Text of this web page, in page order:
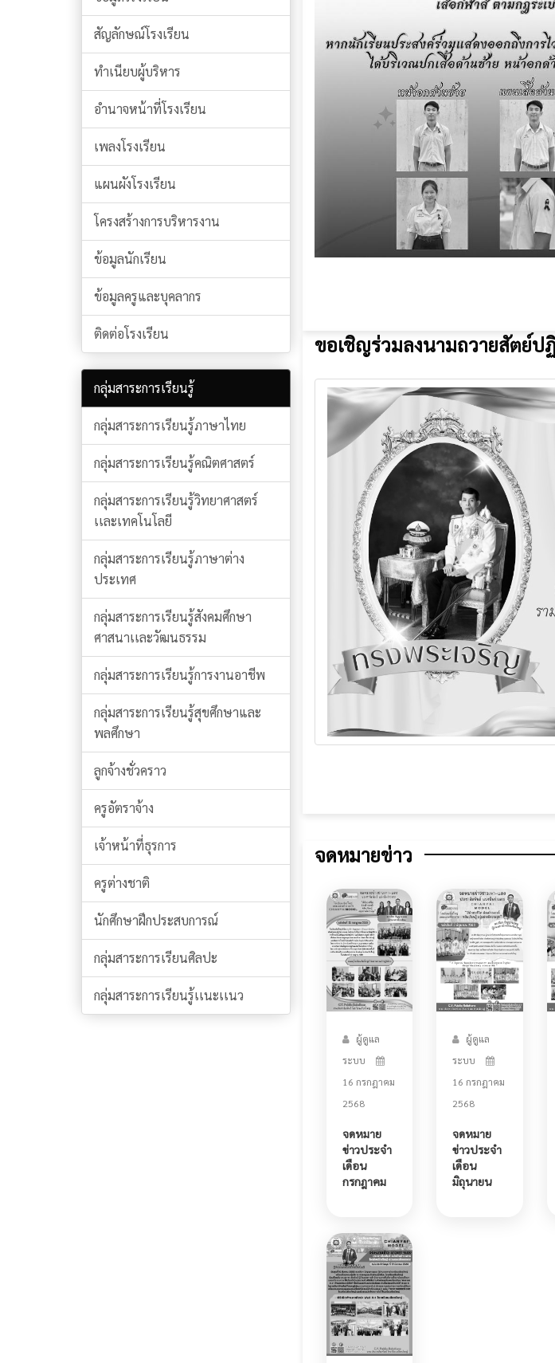
สัญลักษณ์โรงเรียน
ทำเนียบผู้บริหาร
อำนาจหน้าที่โรงเรียน
เพลงโรงเรียน
แผนผังโรงเรียน
โครงสร้างการบริหารงาน
ข้อมูลนักเรียน
ข้อมูลครูและบุคลากร
ติดต่อโรงเรียน
กลุ่มสาระการเรียนรู้
กลุ่มสาระการเรียนรู้ภาษาไทย
กลุ่มสาระการเรียนรู้คณิตศาสตร์
กลุ่มสาระการเรียนรู้วิทยาศาสตร์
เเละเทคโนโลยี
กลุ่มสาระการเรียนรู้ภาษาต่าง
ประเทศ
กลุ่มสาระการเรียนรู้สังคมศึกษา
ศาสนาเเละวัฒนธรรม
กลุ่มสาระการเรียนรู้การงานอาชีพ
กลุ่มสาระการเรียนรู้สุขศึกษาและ
พลศึกษา
ลูกจ้างชั่วคราว
ครูอัตราจ้าง
เจ้าหน้าที่ธุรการ
ครูต่างชาติ
นักศึกษาฝึกประสบการณ์
กลุ่มสาระการเรียนศิลปะ
กลุ่มสาระการเรียนรู้เเนะเเนว
ขอเชิญร่วมลงนามถวายสัตย์
จดหมายข่าว
ผู้ดูแล
ระบบ
16 กรกฎาคม
2568
จดหมาย
ข่าวประจำ
เดือน
กรกฎาคม
ผู้ดูแล
ระบบ
16 กรกฎาคม
2568
จดหมาย
ข่าวประจำ
เดือน
มิถุนายน